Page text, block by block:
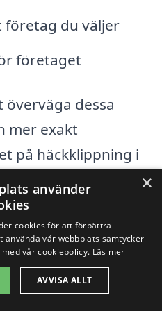
företag du väljer
företaget
dessa
mer exakt
på häckklippning i
det alltid är bra att
och läsa
du överväger,
pålitlig och erfaren
Målet är
×
använder
cookies för att förbättra
använda vår webbplats samtycker
vår cookiepolicy. Läs mer
AVVISA ALLT